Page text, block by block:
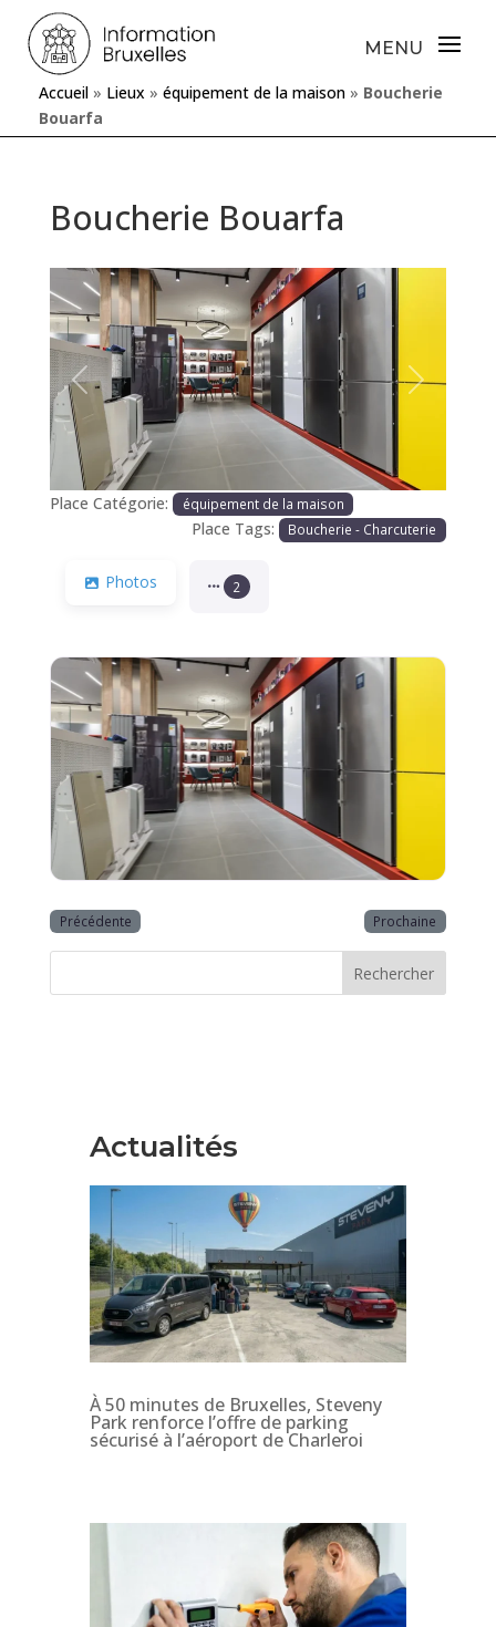
Accueil » Lieux » équipement de la maison » Boucherie
Bouarfa
Boucherie Bouarfa
Précédente Prochaine
Place Catégorie: équipement de la maison
Place Tags: Boucherie - Charcuterie
Photos 2
Précédente Prochaine
Rechercher
Actualités
À 50 minutes de Bruxelles, Steveny
Park renforce l’offre de parking
sécurisé à l’aéroport de Charleroi